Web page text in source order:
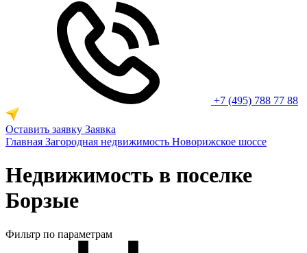
+7 (495) 788 77 88
Оставить заявку Заявка
Главная Загородная недвижимость Новорижское шоссе
Недвижимость в поселке
Борзые
Фильтр по параметрам